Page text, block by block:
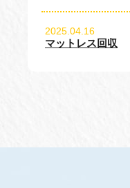
2025.04.16
マットレス回収